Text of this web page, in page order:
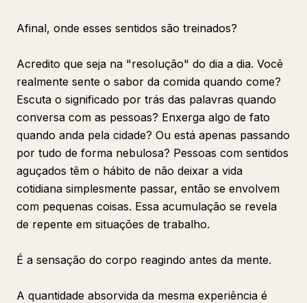
Afinal, onde esses sentidos são treinados?
Acredito que seja na "resolução" do dia a dia. Você
realmente sente o sabor da comida quando come?
Escuta o significado por trás das palavras quando
conversa com as pessoas? Enxerga algo de fato
quando anda pela cidade? Ou está apenas passando
por tudo de forma nebulosa? Pessoas com sentidos
aguçados têm o hábito de não deixar a vida
cotidiana simplesmente passar, então se envolvem
com pequenas coisas. Essa acumulação se revela
de repente em situações de trabalho.
É a sensação do corpo reagindo antes da mente.
A quantidade absorvida da mesma experiência é